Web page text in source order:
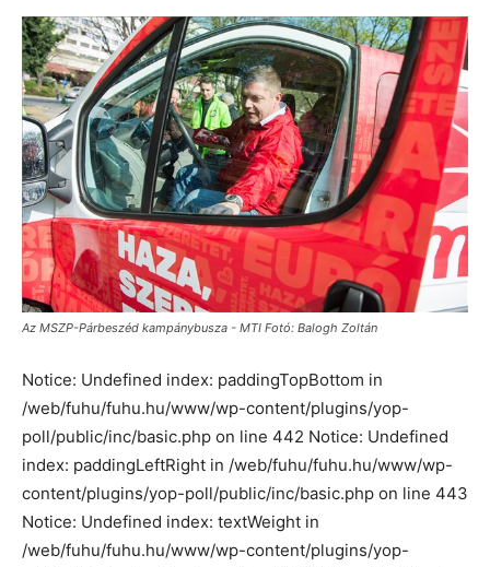
Az MSZP-Párbeszéd kampánybusza - MTI Fotó: Balogh Zoltán
Notice: Undefined index: paddingTopBottom in
/web/fuhu/fuhu.hu/www/wp-content/plugins/yop-
poll/public/inc/basic.php on line 442 Notice: Undefined
index: paddingLeftRight in /web/fuhu/fuhu.hu/www/wp-
content/plugins/yop-poll/public/inc/basic.php on line 443
Notice: Undefined index: textWeight in
/web/fuhu/fuhu.hu/www/wp-content/plugins/yop-